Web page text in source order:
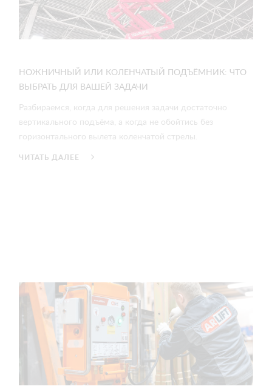
НОЖНИЧНЫЙ ИЛИ КОЛЕНЧАТЫЙ ПОДЪЁМНИК: ЧТО
ВЫБРАТЬ ДЛЯ ВАШЕЙ ЗАДАЧИ
Разбираемся, когда для решения задачи достаточно
вертикального подъёма, а когда не обойтись без
горизонтального вылета коленчатой стрелы.
ЧИТАТЬ ДАЛЕЕ